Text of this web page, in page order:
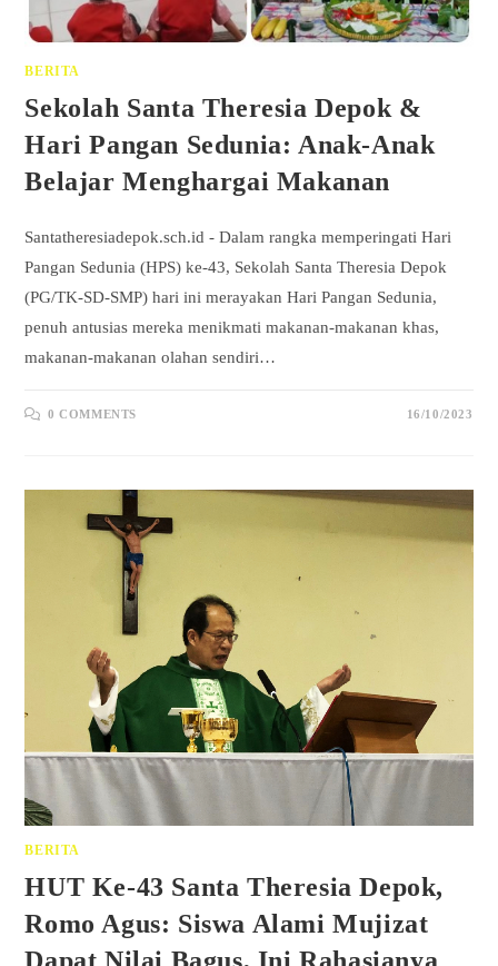
BERITA
Sekolah Santa Theresia Depok &
Hari Pangan Sedunia: Anak-Anak
Belajar Menghargai Makanan
Santatheresiadepok.sch.id - Dalam rangka memperingati Hari
Pangan Sedunia (HPS) ke-43, Sekolah Santa Theresia Depok
(PG/TK-SD-SMP) hari ini merayakan Hari Pangan Sedunia,
penuh antusias mereka menikmati makanan-makanan khas,
makanan-makanan olahan sendiri…
0 COMMENTS 16/10/2023
BERITA
HUT Ke-43 Santa Theresia Depok,
Romo Agus: Siswa Alami Mujizat